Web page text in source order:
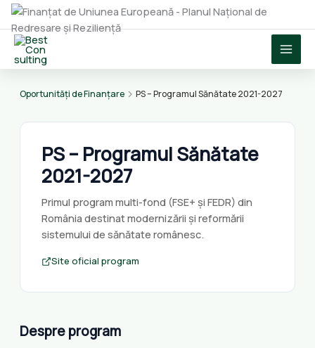
Skip
content
Oportunități de Finanțare PS – Programul Sănătate 2021-2027
PS – Programul Sănătate
2021-2027
Primul program multi-fond (FSE+ și FEDR) din
România destinat modernizării și reformării
sistemului de sănătate românesc.
Site oficial program
Despre program